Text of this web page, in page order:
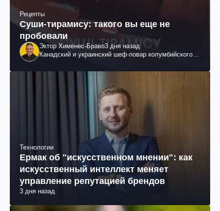
Рецепты
Суши-тирамису: такого вы еще не
пробовали
Эктор Хименес-Браво3 дня назад
Канадский и украинский шеф-повар колумбийского
Технологии
Ермак об "искусственном мнении": как
искусственный интеллект меняет
управление репутацией брендов
3 дня назад